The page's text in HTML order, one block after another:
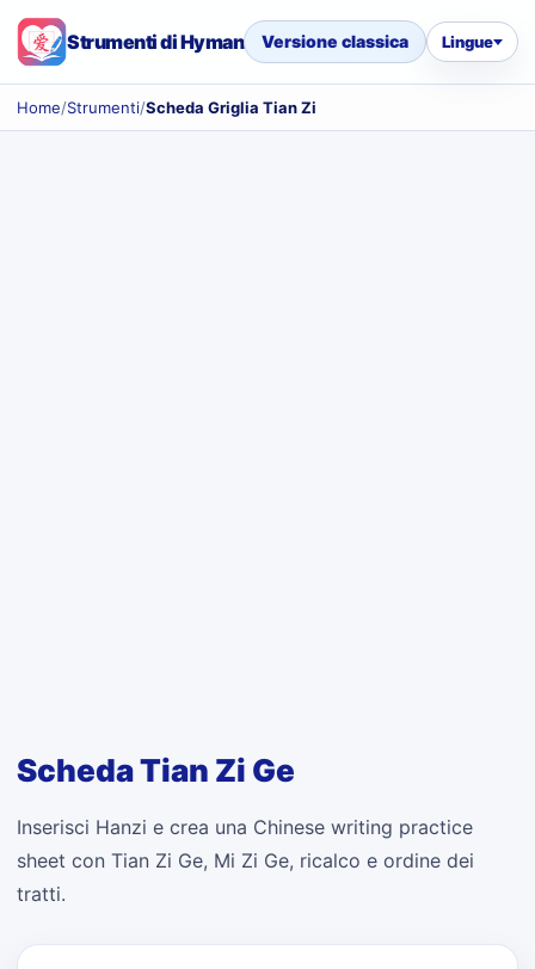
Strumenti di Hyman Versione classica Lingue
Home/Strumenti/Scheda Griglia Tian Zi
Scheda Tian Zi Ge
Inserisci Hanzi e crea una Chinese writing practice
sheet con Tian Zi Ge, Mi Zi Ge, ricalco e ordine dei
tratti.